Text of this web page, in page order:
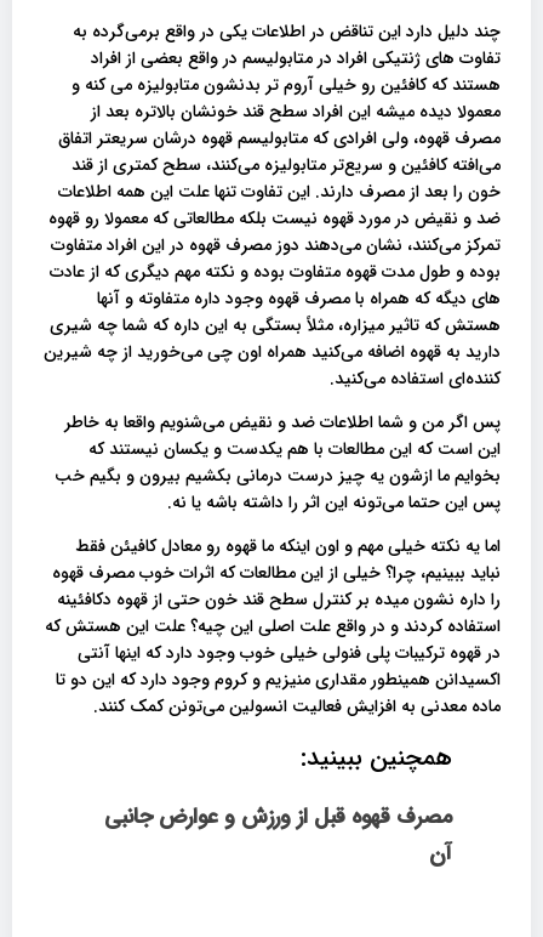
چند دلیل دارد این تناقض در اطلاعات یکی در واقع برمی‌گرده به
تفاوت‌ های ژنتیکی افراد در متابولیسم در واقع بعضی از افراد
هستند که کافئین رو خیلی آروم تر بدنشون متابولیزه می کنه و
معمولا دیده میشه این افراد سطح قند خونشان بالاتره بعد از
مصرف قهوه، ولی افرادی که متابولیسم قهوه درشان سریعتر اتفاق
می‌افته کافئین و سریع‌تر متابولیزه می‌کنند، سطح کمتری از قند
خون را بعد از مصرف دارند. این تفاوت تنها علت این همه اطلاعات
ضد و نقیض در مورد قهوه نیست بلکه مطالعاتی که معمولا رو قهوه
تمرکز می‌کنند، نشان می‌دهند دوز مصرف قهوه در این افراد متفاوت
بوده و طول مدت قهوه متفاوت بوده و نکته مهم دیگری که از عادت
های دیگه که همراه با مصرف قهوه وجود داره متفاوته و آنها
هستش که تاثیر میزاره، مثلاً بستگی به این داره که شما چه شیری
دارید به قهوه اضافه می‌کنید همراه اون چی می‌خورید از چه شیرین
کننده‌ای استفاده می‌کنید.
پس اگر من و شما اطلاعات ضد و نقیض می‌شنویم واقعا به خاطر
این است که این مطالعات با هم یکدست و یکسان نیستند که
بخوایم ما ازشون یه چیز درست درمانی بکشیم بیرون و بگیم خب
پس این حتما می‌تونه این اثر را داشته باشه یا نه.
اما یه نکته خیلی مهم و اون اینکه ما قهوه رو معادل کافیئن فقط
نباید ببینیم، چرا؟ خیلی از این مطالعات که اثرات خوب مصرف قهوه
را داره نشون میده بر کنترل سطح قند خون حتی از قهوه دکافئینه
استفاده کردند و در واقع علت اصلی این چیه؟ علت این هستش که
در قهوه ترکیبات پلی فنولی خیلی خوب وجود دارد که اینها آنتی
اکسیدانن همینطور مقداری منیزیم و کروم وجود دارد که این دو تا
ماده معدنی به افزایش فعالیت انسولین می‌تونن کمک کنند.
همچنین ببینید:
مصرف قهوه قبل از ورزش و عوارض جانبی
آن